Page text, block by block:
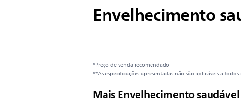
Envelhecimento
*Preço de venda recomendado
**As especificações apresentadas não são aplicáveis a
Mais Envelhecimento saudável